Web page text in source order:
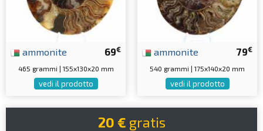
69€
ammonite
465 grammi | 155x130x20 mm
vedi il prodotto
79€
ammonite
540 grammi | 175x140x20 mm
vedi il prodotto
20 € gratis